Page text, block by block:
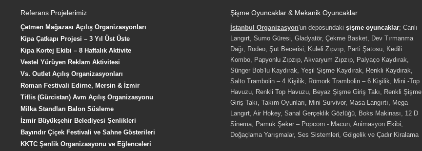
Referans Projelerimiz
Çetmen Mağazası Açılış Organizasyonları
Kipa Çatkapı Projesi – 3 Yıl Üst Üste
Kipa Kortej Ekibi – 8 Haftalık Aktivite
Vestel Yürüyen Reklam Aktivitesi
Vs. Outlet Açılış Organizasyonları
Roman Festivali Edirne, Mersin & İzmir
Tiflis (Gürcistan) Avm Açılış Organizasyonu
Milka Standları Balon Süsleme
İzmir Büyükşehir Belediyesi Şenlikleri
Bayındır Çiçek Festivali ve Sahne Gösterileri
KKTC Şenlik Organizasyonu ve Eğlenceleri
Şişme Oyuncaklar & Mekanik Oyuncaklar
İstanbul Organizasyon'un deposundaki şişme oyuncaklar; Canlı
Langırt, Sumo Güresi, Gladyatör, Çekme Basket, Dev Tırmanma
Dağı, Rodeo, Şut Becerisi, Kuleli Zıpzıp, Parti Şatosu, Kedili
Kombo, Papyonlu Zıpzıp, Akvaryum Zıpzıp, Palyaço Kaydırak,
Sünger Bob’lu Kaydırak, Yeşil Şişme Kaydırak, Renkli Kaydırak,
Salto Trambolin – 4 Kişilik, Römork Trambolin – 6 Kişilik, Mini -Top
Havuzu, Renkli Top Havuzu, Beyaz Şişme Giriş Takı, Renkli Şişme
Giriş Takı, Takım Oyunları, Mini Survivor, Masa Langırtı, Mega
Langırt, Air Hokey, Sanal Gerçeklik Gözlüğü, Boks Makinası, 12 D
Sinema, Pamuk Şeker – Popcorn - Macun, Animasyon Ekibi,
Doğaçlama Yarışmalar, Ses Sistemleri, Gölgelik ve Çadır Kiralama